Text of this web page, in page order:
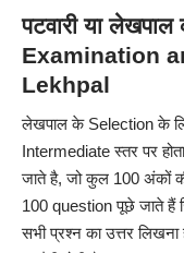
पटवारी या लेखपाल
Examination
Lekhpal
लेखपाल के Selection के
Intermediate स्तर पर
जाते है, जो कुल 100 अंकों
100 question पूछे जाते हैं
सभी प्रश्न का उत्तर लिखना